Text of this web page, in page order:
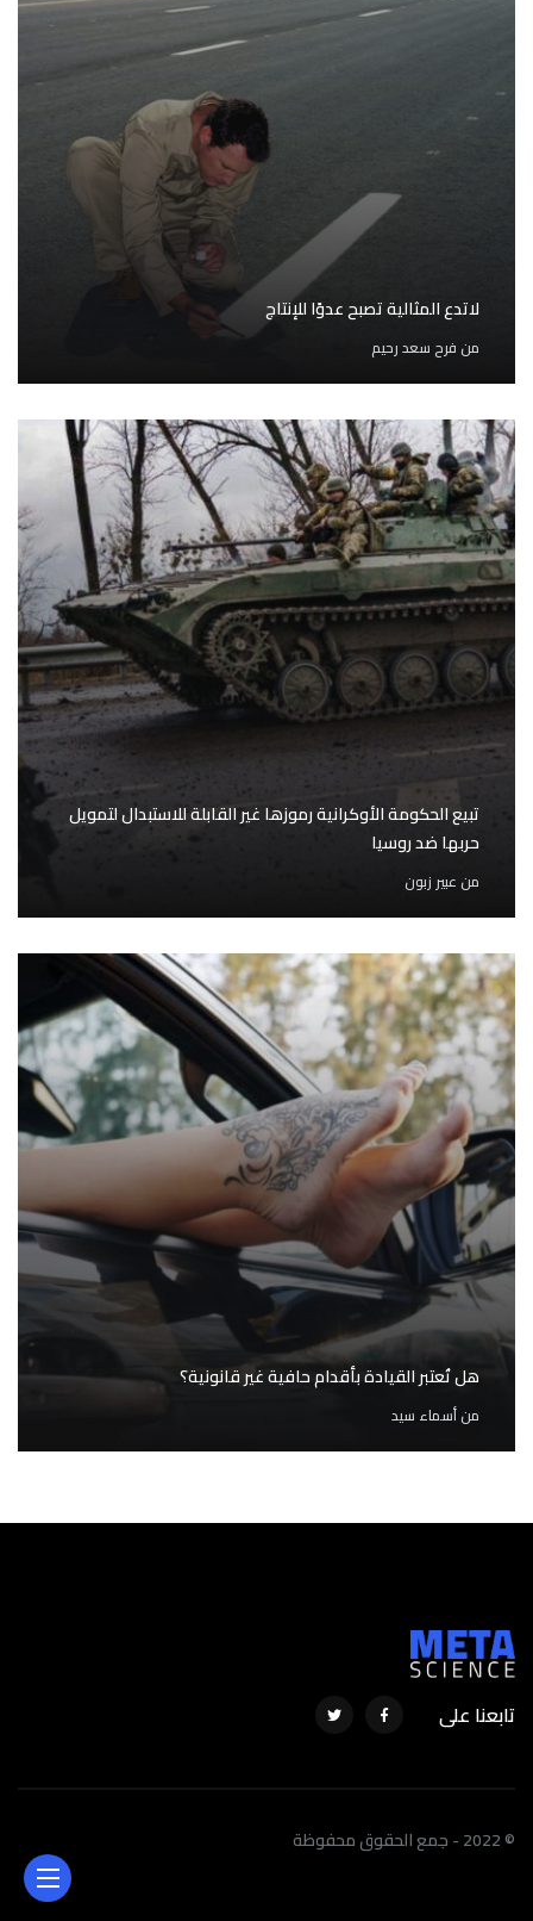
لاتدع المثالية تصبح عدوًا للإنتاج
من فرح سعد رحيم
تبيع الحكومة الأوكرانية رموزها غير القابلة للاستبدال لتمويل
حربها ضد روسيا
من عبير زبون
هل تُعتبر القيادة بأقدام حافية غير قانونية؟
منأسماء سيد
تابعنا على
© 2022 - جمع الحقوق محفوظة